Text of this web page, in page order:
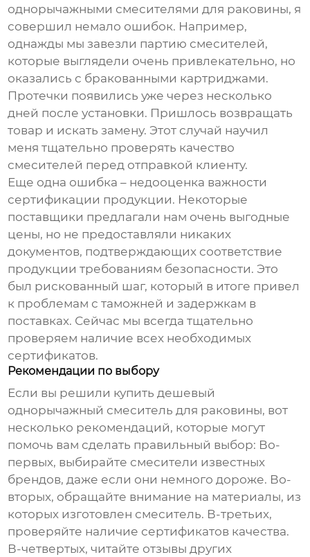
однорычажными смесителями для раковины, я
совершил немало ошибок. Например,
однажды мы завезли партию смесителей,
которые выглядели очень привлекательно, но
оказались с бракованными картриджами.
Протечки появились уже через несколько
дней после установки. Пришлось возвращать
товар и искать замену. Этот случай научил
меня тщательно проверять качество
смесителей перед отправкой клиенту.
Еще одна ошибка – недооценка важности
сертификации продукции. Некоторые
поставщики предлагали нам очень выгодные
цены, но не предоставляли никаких
документов, подтверждающих соответствие
продукции требованиям безопасности. Это
был рискованный шаг, который в итоге привел
к проблемам с таможней и задержкам в
поставках. Сейчас мы всегда тщательно
проверяем наличие всех необходимых
сертификатов.
Рекомендации по выбору
Если вы решили купитьдешевый
однорычажный смеситель для раковины, вот
несколько рекомендаций, которые могут
помочь вам сделать правильный выбор: Во-
первых, выбирайте смесители известных
брендов, даже если они немного дороже. Во-
вторых, обращайте внимание на материалы, из
которых изготовлен смеситель. В-третьих,
проверяйте наличие сертификатов качества.
В-четвертых, читайте отзывы других